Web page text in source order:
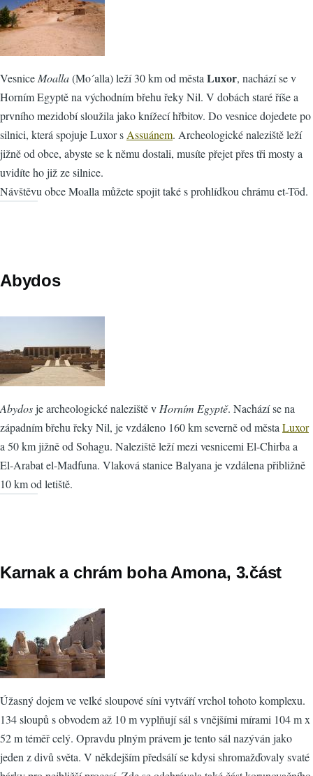
Vesnice Moalla(Mo´alla) leží 30 km od města Luxor, nachází se v
Horním Egyptě na východním břehu řeky Nil. V dobách staré říše a
prvního mezidobí sloužila jako knížecí hřbitov. Do vesnice dojedete po
silnici, která spojuje Luxor s Assuánem. Archeologické naleziště leží
jižně od obce, abyste se k němu dostali, musíte přejet přes tři mosty a
uvidíte ho již ze silnice.
Návštěvu obce Moalla můžete spojit také s prohlídkou chrámu et-Tōd.
Abydos
Abydosje archeologické naleziště v Horním Egyptě. Nachází se na
západním břehu řeky Nil, je vzdáleno 160 km severně od města Luxor
a 50 km jižně od Sohagu. Naleziště leží mezi vesnicemi El-Chirba a
El-Arabat el-Madfuna. Vlaková stanice Balyana je vzdálena přibližně
10 km od letiště.
Karnak a chrám boha Amona, 3.část
Úžasný dojem ve velké sloupové síni vytváří vrchol tohoto komplexu.
134 sloupů s obvodem až 10 m vyplňují sál s vnějšími mírami 104 m x
52 m téměř celý. Opravdu plným právem je tento sál nazýván jako
jeden z divů světa. V někdejším předsálí se kdysi shromažďovaly svaté